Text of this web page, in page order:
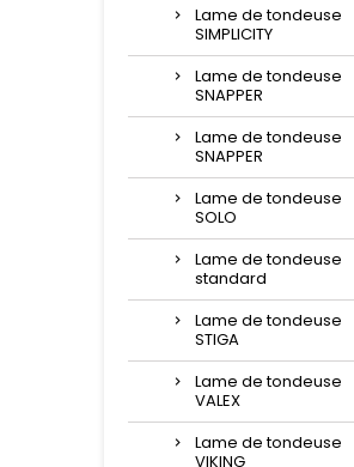
Lame de tondeuse
SIMPLICITY
Lame de tondeuse
SNAPPER
Lame de tondeuse
SNAPPER
Lame de tondeuse
SOLO
Lame de tondeuse
standard
Lame de tondeuse
STIGA
Lame de tondeuse
VALEX
Lame de tondeuse
VIKING